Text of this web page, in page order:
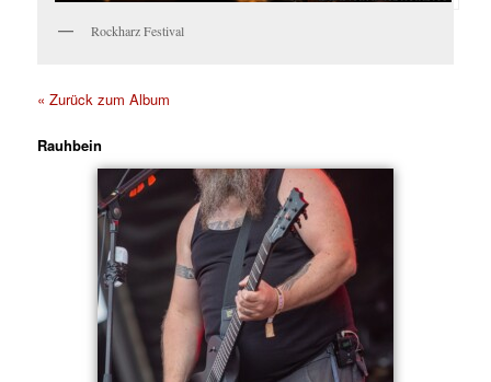
Rockharz Festival
« Zurück zum Album
Rauhbein